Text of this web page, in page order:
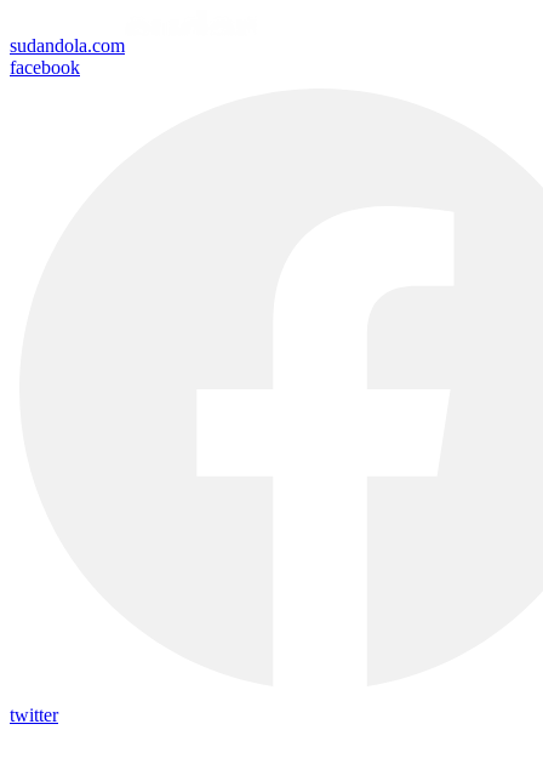
sudandola.com
facebook
twitter